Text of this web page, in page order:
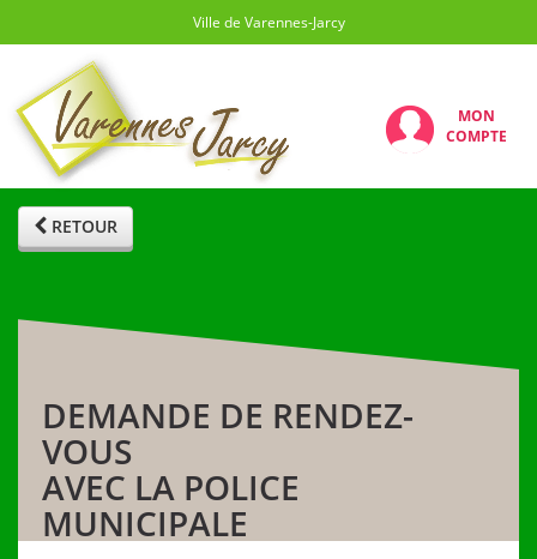
Ville de Varennes-Jarcy
MON
COMPTE
RETOUR
DEMANDE DE RENDEZ-
VOUS
AVEC LA POLICE
MUNICIPALE